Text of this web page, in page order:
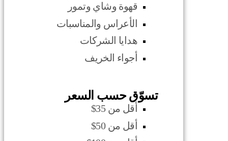
قهوة وشاي وتمور
الأعراس والمناسبات
هدايا الشركات
أجواء الخريف
تسوّق حسب السعر
أقل من 35$
أقل من 50$